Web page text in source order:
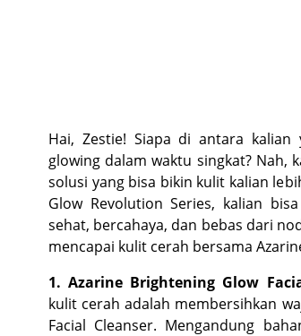
Hai, Zestie! Siapa di antara
glowing dalam waktu singkat? Nah,
solusi yang bisa bikin kulit kalian
Glow Revolution Series, kalian
sehat, bercahaya, dan bebas dari
mencapai kulit cerah bersama
1. Azarine Brightening Glow
kulit cerah adalah membersihkan
Facial Cleanser. Mengandung